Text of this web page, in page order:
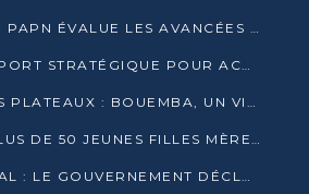
POINTE-NOIRE : LE PAPN ÉVALUE LES AVANCÉES DU MÔLE EST
ÉNERGIE : UN RAPPORT STRATÉGIQUE POUR ACCÉLÉRER LA TRANSITION AU CONGO
DÉPARTEMENT DES PLATEAUX : BOUEMBA, UN VIVIER ÉCONOMIQUE PRÊT À EXPLOSER
GOMA TSÉ-TSÉ : PLUS DE 50 JEUNES FILLES MÈRES SENSIBILISÉES À LA SANTÉ SEXUELLE
QUALIF AU MONDIAL : LE GOUVERNEMENT DÉCLARE LA JOURNÉE DU 1ER AVRIL 2026 CHÔMÉE ET PAYÉE